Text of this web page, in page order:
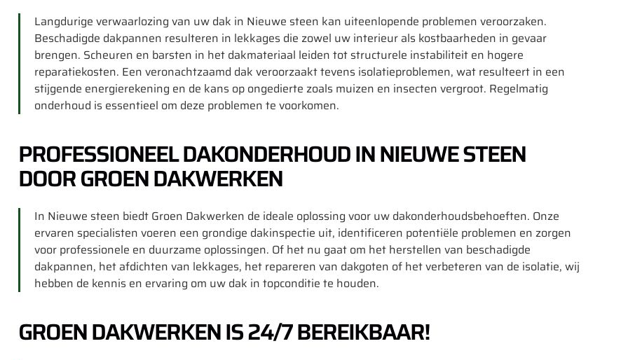
Langdurige verwaarlozing van uw dak in Nieuwe steen kan uiteenlopende problemen veroorzaken.
Beschadigde dakpannen resulteren in lekkages die zowel uw interieur als kostbaarheden in gevaar
brengen. Scheuren en barsten in het dakmateriaal leiden tot structurele instabiliteit en hogere
reparatiekosten. Een veronachtzaamd dak veroorzaakt tevens isolatieproblemen, wat resulteert in een
stijgende energierekening en de kans op ongedierte zoals muizen en insecten vergroot. Regelmatig
onderhoud is essentieel om deze problemen te voorkomen.
PROFESSIONEEL DAKONDERHOUD IN NIEUWE STEEN
DOOR GROEN DAKWERKEN
In Nieuwe steen biedt Groen Dakwerken de ideale oplossing voor uw dakonderhoudsbehoeften. Onze
ervaren specialisten voeren een grondige dakinspectie uit, identificeren potentiële problemen en zorgen
voor professionele en duurzame oplossingen. Of het nu gaat om het herstellen van beschadigde
dakpannen, het afdichten van lekkages, het repareren van dakgoten of het verbeteren van de isolatie, wij
hebben de kennis en ervaring om uw dak in topconditie te houden.
GROEN DAKWERKEN IS 24/7 BEREIKBAAR!